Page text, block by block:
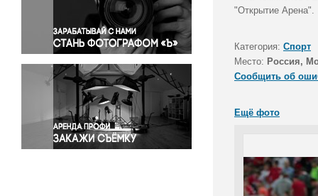
Правосудие
Происшествия и конфликты
Религия
Светская жизнь
Спорт
Экология
Экономика и бизнес
"Открытие
Категория: Спорт
Место: Россия,
Сообщить об
Ещё фото